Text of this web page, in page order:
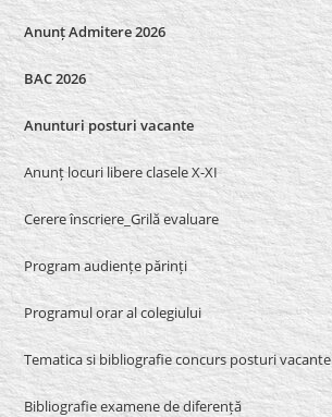
Anunț Admitere 2026
BAC 2026
Anunturi posturi vacante
Anunț locuri libere clasele X-XI
Cerere înscriere_Grilă evaluare
Program audiențe părinți
Programul orar al colegiului
Tematica si bibliografie concurs posturi vacante
Bibliografie examene de diferență